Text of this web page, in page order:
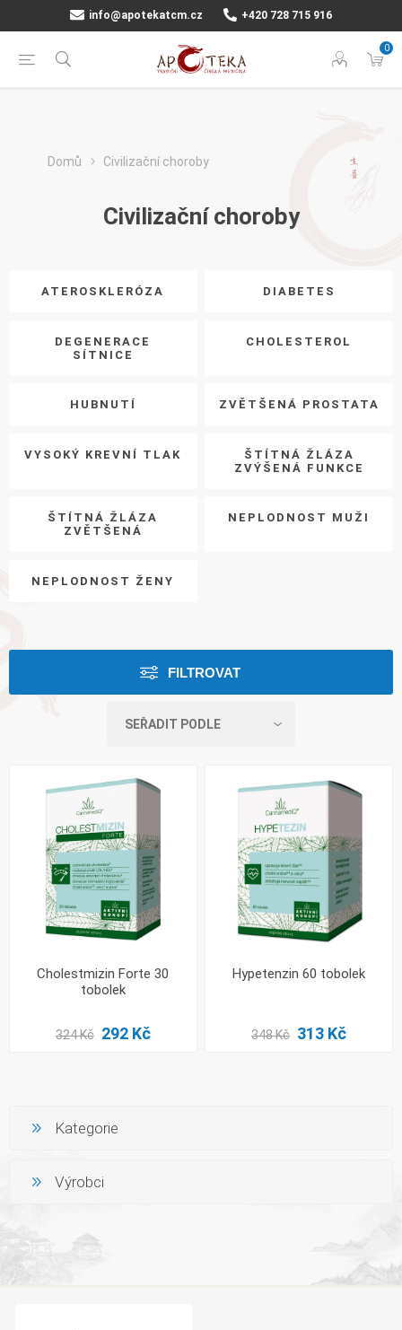
info@apotekatcm.cz +420 728 715 916
0
Domů Civilizační choroby
Civilizační choroby
ATEROSKLERÓZA DIABETES
DEGENERACE
SÍTNICE
CHOLESTEROL
HUBNUTÍ ZVĚTŠENÁ PROSTATA
VYSOKÝ KREVNÍ TLAK
ŠTÍTNÁ ŽLÁZA
ZVÝŠENÁ FUNKCE
ŠTÍTNÁ ŽLÁZA
ZVĚTŠENÁ
NEPLODNOST MUŽI
NEPLODNOST ŽENY
FILTROVAT
Cholestmizin Forte 30
tobolek
324 Kč 292 Kč
Hypetenzin 60 tobolek
348 Kč 313 Kč
Kategorie
Výrobci